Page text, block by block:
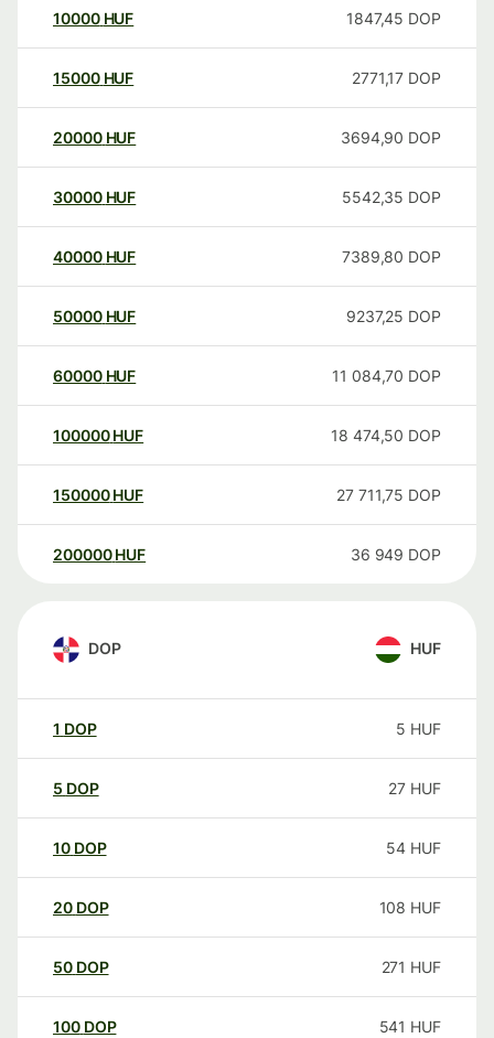
10000 HUF 1847,45 DOP
15000 HUF 2771,17 DOP
20000 HUF 3694,90 DOP
30000 HUF 5542,35 DOP
40000 HUF 7389,80 DOP
50000 HUF 9237,25 DOP
60000 HUF 11 084,70 DOP
100000 HUF 18 474,50 DOP
150000 HUF 27 711,75 DOP
200000 HUF 36 949 DOP
DOP HUF
1 DOP 5 HUF
5 DOP 27 HUF
10 DOP 54 HUF
20 DOP 108 HUF
50 DOP 271 HUF
100 DOP 541 HUF